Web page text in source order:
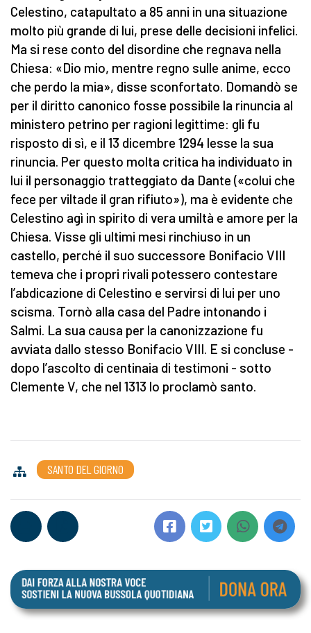
Celestino, catapultato a 85 anni in una situazione
molto più grande di lui, prese delle decisioni infelici.
Ma si rese conto del disordine che regnava nella
Chiesa: «Dio mio, mentre regno sulle anime, ecco
che perdo la mia», disse sconfortato. Domandò se
per il diritto canonico fosse possibile la rinuncia al
ministero petrino per ragioni legittime: gli fu
risposto di sì, e il 13 dicembre 1294 lesse la sua
rinuncia. Per questo molta critica ha individuato in
lui il personaggio tratteggiato da Dante («colui che
fece per viltade il gran rifiuto»), ma è evidente che
Celestino agì in spirito di vera umiltà e amore per la
Chiesa. Visse gli ultimi mesi rinchiuso in un
castello, perché il suo successore Bonifacio VIII
temeva che i propri rivali potessero contestare
l’abdicazione di Celestino e servirsi di lui per uno
scisma. Tornò alla casa del Padre intonando i
Salmi. La sua causa per la canonizzazione fu
avviata dallo stesso Bonifacio VIII. E si concluse -
dopo l’ascolto di centinaia di testimoni - sotto
Clemente V, che nel 1313 lo proclamò santo.
SANTO DEL GIORNO